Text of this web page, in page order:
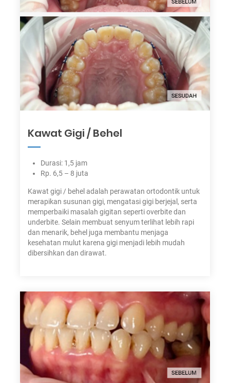
Kawat Gigi / Behel
Durasi: 1,5 jam
Rp. 6,5 – 8 juta
Kawat gigi / behel adalah perawatan ortodontik untuk
merapikan susunan gigi, mengatasi gigi berjejal, serta
memperbaiki masalah gigitan seperti overbite dan
underbite. Selain membuat senyum terlihat lebih rapi
dan menarik, behel juga membantu menjaga
kesehatan mulut karena gigi menjadi lebih mudah
dibersihkan dan dirawat.